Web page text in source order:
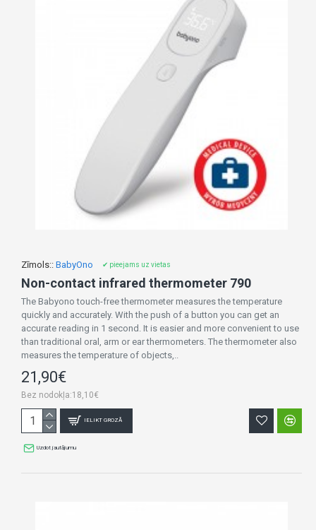
Zīmols:: BabyOno ✔ pieejams uz vietas
Non-contact infrared thermometer 790
The Babyono touch-free thermometer measures the temperature
quickly and accurately. With the push of a button you can get an
accurate reading in 1 second. It is easier and more convenient to use
than traditional oral, arm or ear thermometers. The thermometer also
measures the temperature of objects,..
21,90€
Bez nodokļa:18,10€
IELIKT GROZĀ
Uzdot jautājumu